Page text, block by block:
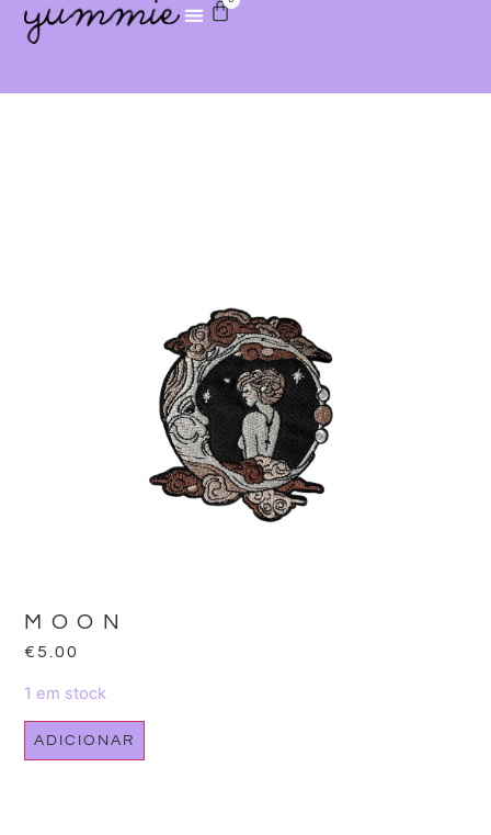
MOON
€5.00
1 em stock
ADICIONAR